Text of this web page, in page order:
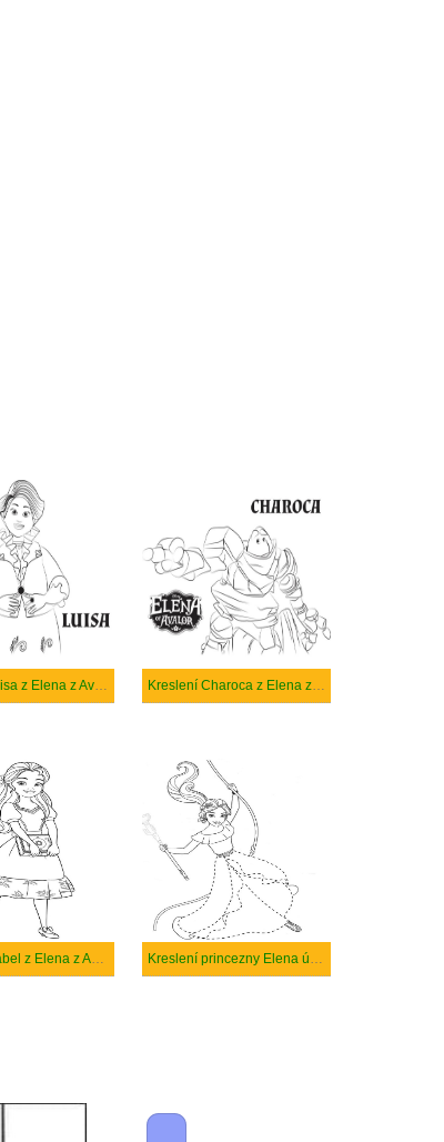
Kreslení Luisa z Elena z Avaloru Kreslení Charoca z Elena z Avaloru
Kreslení Isabel z Elena z Avaloru Kreslení princezny Elena úžasné